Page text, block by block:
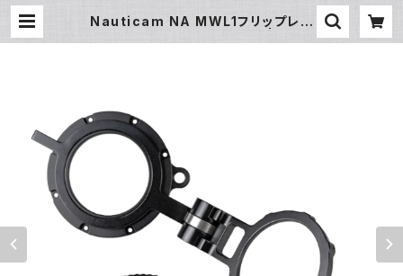
Nauticam NA MWL1フリップレン